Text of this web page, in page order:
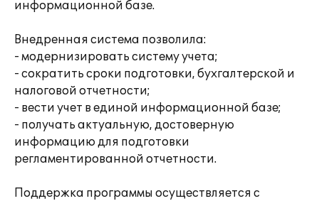
информационной базе.
Внедренная система позволила:
- модернизировать систему учета;
- сократить сроки подготовки, бухгалтерской и
налоговой отчетности;
- вести учет в единой информационной базе;
- получать актуальную, достоверную
информацию для подготовки
регламентированной отчетности.
Поддержка программы осуществляется с